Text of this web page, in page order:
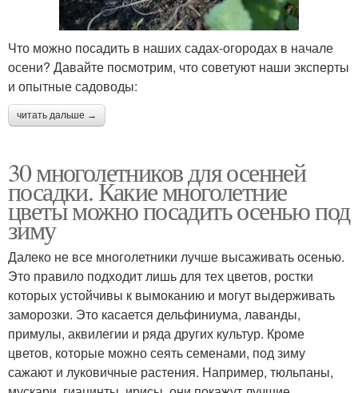
Что можно посадить в наших садах-огородах в начале
осени? Давайте посмотрим, что советуют наши эксперты
и опытные садоводы:
читать дальше →
30 многолетников для осенней
посадки. Какие многолетние
цветы можно посадить осенью под
зиму
Далеко не все многолетники лучше высаживать осенью.
Это правило подходит лишь для тех цветов, ростки
которых устойчивы к вымоканию и могут выдерживать
заморозки. Это касается дельфиниума, лаванды,
примулы, аквилегии и ряда других культур. Кроме
цветов, которые можно сеять семенами, под зиму
сажают и луковичные растения. Например, тюльпаны,